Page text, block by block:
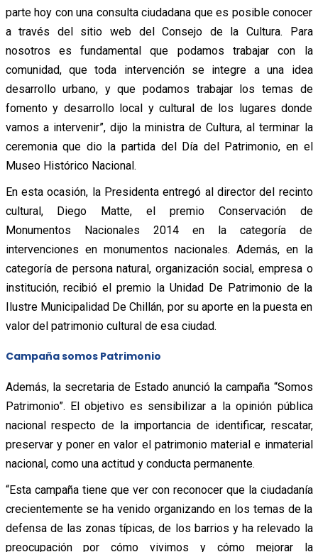
parte hoy con una consulta ciudadana que es posible conocer
a través del sitio web del Consejo de la Cultura. Para
nosotros es fundamental que podamos trabajar con la
comunidad, que toda intervención se integre a una idea
desarrollo urbano, y que podamos trabajar los temas de
fomento y desarrollo local y cultural de los lugares donde
vamos a intervenir”, dijo la ministra de Cultura, al terminar la
ceremonia que dio la partida del Día del Patrimonio, en el
Museo Histórico Nacional.
En esta ocasión, la Presidenta entregó al director del recinto
cultural, Diego Matte, el premio Conservación de
Monumentos Nacionales 2014 en la categoría de
intervenciones en monumentos nacionales. Además, en la
categoría de persona natural, organización social, empresa o
institución, recibió el premio la Unidad De Patrimonio de la
Ilustre Municipalidad De Chillán, por su aporte en la puesta en
valor del patrimonio cultural de esa ciudad.
Campaña somos Patrimonio
Además, la secretaria de Estado anunció la campaña “Somos
Patrimonio”. El objetivo es sensibilizar a la opinión pública
nacional respecto de la importancia de identificar, rescatar,
preservar y poner en valor el patrimonio material e inmaterial
nacional, como una actitud y conducta permanente.
“Esta campaña tiene que ver con reconocer que la ciudadanía
crecientemente se ha venido organizando en los temas de la
defensa de las zonas típicas, de los barrios y ha relevado la
preocupación por cómo vivimos y cómo mejorar la